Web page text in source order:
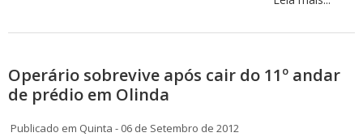
Operário sobrevive após cair do 11º andar
de prédio em Olinda
Publicado em Quinta - 06 de Setembro de 2012